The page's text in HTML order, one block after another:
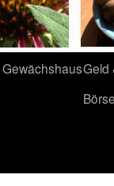
GewächshausGeld